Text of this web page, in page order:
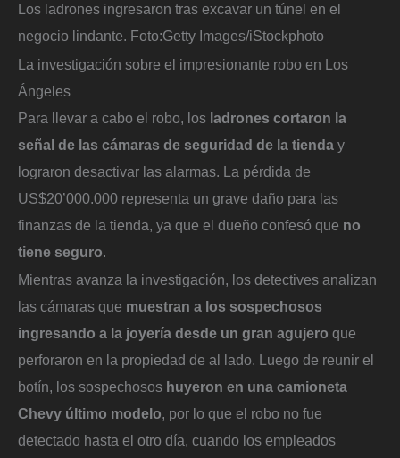
Los ladrones ingresaron tras excavar un túnel en el
negocio lindante. Foto:Getty Images/iStockphoto
La investigación sobre el impresionante robo en Los
Ángeles
Para llevar a cabo el robo, los ladrones cortaron la
señal de las cámaras de seguridad de la tienda y
lograron desactivar las alarmas. La pérdida de
US$20’000.000 representa un grave daño para las
finanzas de la tienda, ya que el dueño confesó que no
tiene seguro.
Mientras avanza la investigación, los detectives analizan
las cámaras que muestran a los sospechosos
ingresando a la joyería desde un gran agujero que
perforaron en la propiedad de al lado. Luego de reunir el
botín, los sospechosos huyeron en una camioneta
Chevy último modelo, por lo que el robo no fue
detectado hasta el otro día, cuando los empleados